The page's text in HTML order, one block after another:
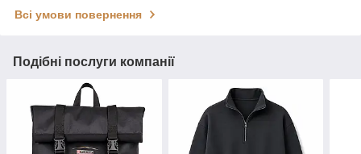
Всі умови повернення
Подібні послуги компанії